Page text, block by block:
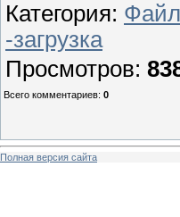
Категория:
-загрузка
Просмотров:
Всего комментариев: 0
Полная версия сайта